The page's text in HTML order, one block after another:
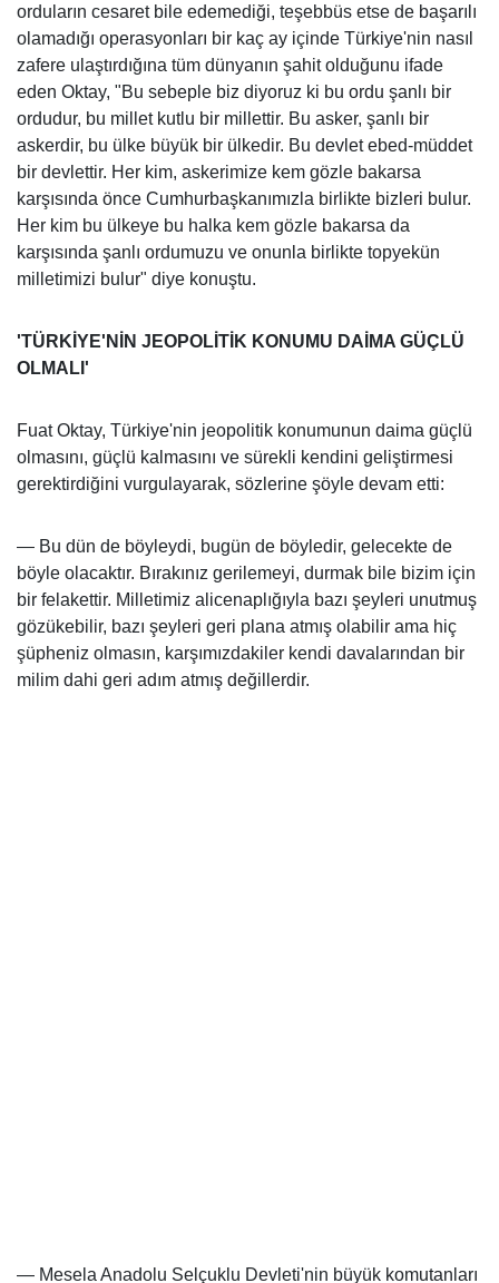
orduların cesaret bile edemediği, teşebbüs etse de başarılı
olamadığı operasyonları bir kaç ay içinde Türkiye'nin nasıl
zafere ulaştırdığına tüm dünyanın şahit olduğunu ifade
eden Oktay, "Bu sebeple biz diyoruz ki bu ordu şanlı bir
ordudur, bu millet kutlu bir millettir. Bu asker, şanlı bir
askerdir, bu ülke büyük bir ülkedir. Bu devlet ebed-müddet
bir devlettir. Her kim, askerimize kem gözle bakarsa
karşısında önce Cumhurbaşkanımızla birlikte bizleri bulur.
Her kim bu ülkeye bu halka kem gözle bakarsa da
karşısında şanlı ordumuzu ve onunla birlikte topyekün
milletimizi bulur" diye konuştu.
'TÜRKİYE'NİN JEOPOLİTİK KONUMU DAİMA GÜÇLÜ
OLMALI'
Fuat Oktay, Türkiye'nin jeopolitik konumunun daima güçlü
olmasını, güçlü kalmasını ve sürekli kendini geliştirmesi
gerektirdiğini vurgulayarak, sözlerine şöyle devam etti:
— Bu dün de böyleydi, bugün de böyledir, gelecekte de
böyle olacaktır. Bırakınız gerilemeyi, durmak bile bizim için
bir felakettir. Milletimiz alicenaplığıyla bazı şeyleri unutmuş
gözükebilir, bazı şeyleri geri plana atmış olabilir ama hiç
şüpheniz olmasın, karşımızdakiler kendi davalarından bir
milim dahi geri adım atmış değillerdir.
— Mesela Anadolu Selçuklu Devleti'nin büyük komutanları